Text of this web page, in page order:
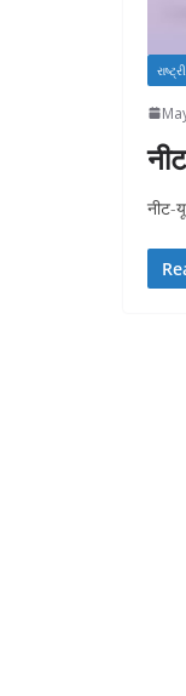
नीट-